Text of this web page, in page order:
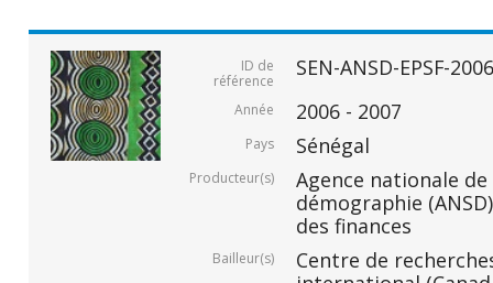
ID de
référence
SEN-ANSD-EPSF-
Année 2006 - 2007
Pays Sénégal
Producteur(s)
Agence nationale
démographie
des finances
Bailleur(s)
Centre de